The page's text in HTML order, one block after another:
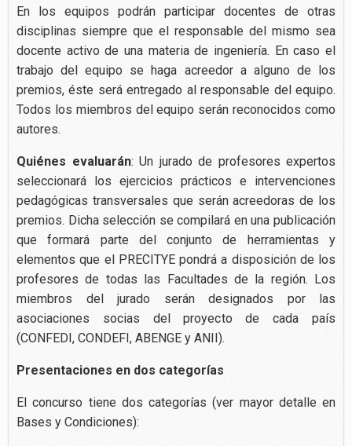
En los equipos podrán participar docentes de otras
disciplinas siempre que el responsable del mismo sea
docente activo de una materia de ingeniería. En caso el
trabajo del equipo se haga acreedor a alguno de los
premios, éste será entregado al responsable del equipo.
Todos los miembros del equipo serán reconocidos como
autores.
Quiénes evaluarán: Un jurado de profesores expertos
seleccionará los ejercicios prácticos e intervenciones
pedagógicas transversales que serán acreedoras de los
premios. Dicha selección se compilará en una publicación
que formará parte del conjunto de herramientas y
elementos que el PRECITYE pondrá a disposición de los
profesores de todas las Facultades de la región. Los
miembros del jurado serán designados por las
asociaciones socias del proyecto de cada país
(CONFEDI, CONDEFI, ABENGE y ANII).
Presentaciones en dos categorías
El concurso tiene dos categorías (ver mayor detalle en
Bases y Condiciones):